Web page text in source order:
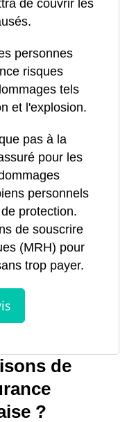
de couvrir les
personnes
risques
tels
et l'explosion.
pas à la
pour les
personnels
protection.
de souscrire
(MRH) pour
trop payer.
de
?